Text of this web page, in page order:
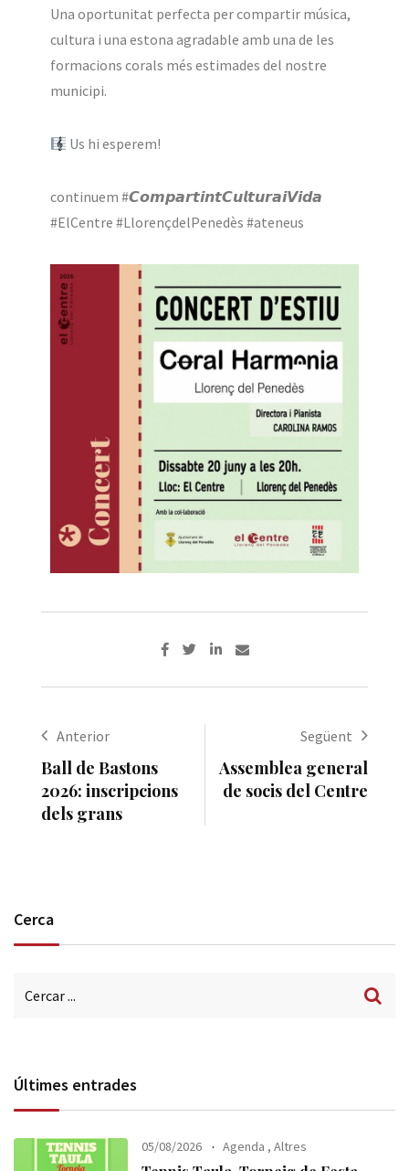
Una oportunitat perfecta per compartir música,
cultura i una estona agradable amb una de les
formacions corals més estimades del nostre
municipi.
Us hi esperem!
continuem #𝘾𝙤𝙢𝙥𝙖𝙧𝙩𝙞𝙣𝙩𝘾𝙪𝙡𝙩𝙪𝙧𝙖𝙞𝙑𝙞𝙙𝙖
#ElCentre #LlorençdelPenedès #ateneus
Anterior
Ball de Bastons
2026: inscripcions
dels grans
Següent
Assemblea general
de socis del Centre
Cerca
Últimes entrades
05/08/2026 Agenda ,Altres